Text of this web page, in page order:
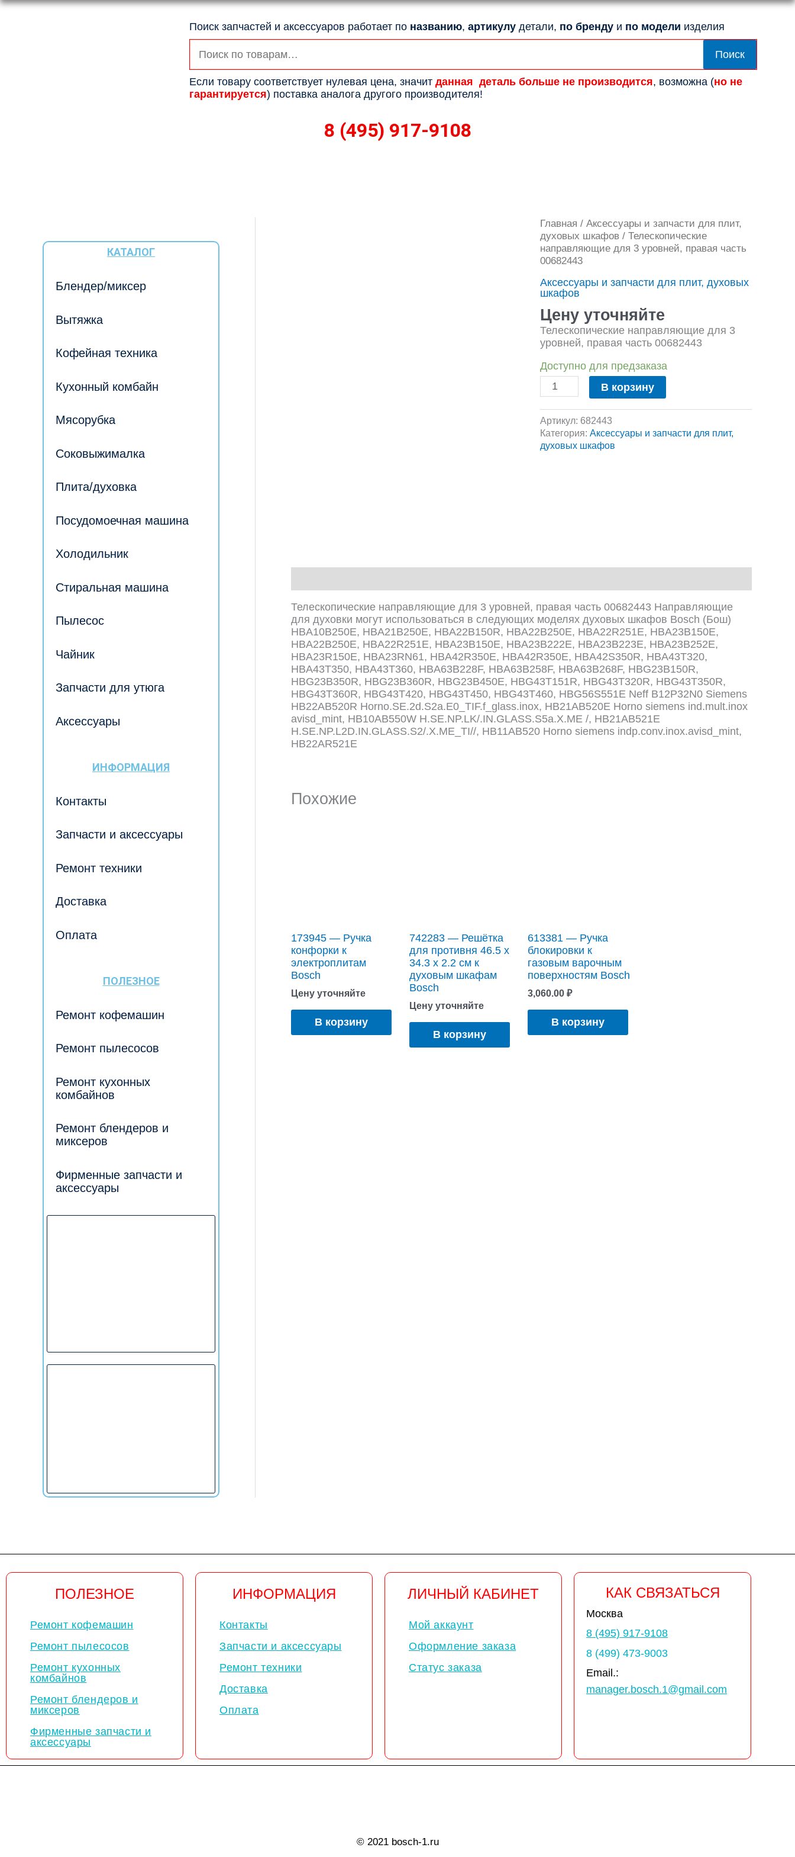
Поиск запчастей и аксессуаров работает по названию, артикулу детали, по бренду и по модели изделия
Поиск
Если товару соответствует нулевая цена, значит данная деталь больше не производится, возможна (но не
гарантируется) поставка аналога другого производителя!
8 (495) 917-9108
КАТАЛОГ
Блендер/миксер
Вытяжка
Кофейная техника
Кухонный комбайн
Мясорубка
Соковыжималка
Плита/духовка
Посудомоечная машина
Холодильник
Стиральная машина
Пылесос
Чайник
Запчасти для утюга
Аксессуары
ИНФОРМАЦИЯ
Контакты
Запчасти и аксессуары
Ремонт техники
Доставка
Оплата
ПОЛЕЗНОЕ
Ремонт кофемашин
Ремонт пылесосов
Ремонт кухонных
комбайнов
Ремонт блендеров и
миксеров
Фирменные запчасти и
аксессуары
Главная / Аксессуары и запчасти для плит,
духовых шкафов/ Телескопические
направляющие для 3 уровней, правая часть
00682443
Аксессуары и запчасти для плит, духовых
шкафов
Цену уточняйте
Телескопические направляющие для 3
уровней, правая часть 00682443
Доступно для предзаказа
Количество
товара
Телескопические
направляющие
3
уровней,
правая
часть
00682443
В корзину
Артикул: 682443
Категория: Аксессуары и запчасти для плит,
духовых шкафов
Телескопические направляющие для 3 уровней, правая часть 00682443 Направляющие
для духовки могут использоваться в следующих моделях духовых шкафов Bosch (Бош)
HBA10B250E, HBA21B250E, HBA22B150R, HBA22B250E, HBA22R251E, HBA23B150E,
HBA22B250E, HBA22R251E, HBA23B150E, HBA23B222E, HBA23B223E, HBA23B252E,
HBA23R150E, HBA23RN61, HBA42R350E, HBA42R350E, HBA42S350R, HBA43T320,
HBA43T350, HBA43T360, HBA63B228F, HBA63B258F, HBA63B268F, HBG23B150R,
HBG23B350R, HBG23B360R, HBG23B450E, HBG43T151R, HBG43T320R, HBG43T350R,
HBG43T360R, HBG43T420, HBG43T450, HBG43T460, HBG56S551E Neff B12P32N0 Siemens
HB22AB520R Horno.SE.2d.S2a.E0_TIF.f_glass.inox, HB21AB520E Horno siemens ind.mult.inox
avisd_mint, HB10AB550W H.SE.NP.LK/.IN.GLASS.S5a.X.ME /, HB21AB521E
H.SE.NP.L2D.IN.GLASS.S2/.X.ME_TI//, HB11AB520 Horno siemens indp.conv.inox.avisd_mint,
HB22AR521E
Похожие
173945 — Ручка
конфорки к
электроплитам
Bosch
Цену уточняйте
В корзину
742283 — Решётка
для противня 46.5 x
34.3 x 2.2 см к
духовым шкафам
Bosch
Цену уточняйте
В корзину
613381 — Ручка
блокировки к
газовым варочным
поверхностям Bosch
3,060.00 ₽
В корзину
ПОЛЕЗНОЕ
Ремонт кофемашин
Ремонт пылесосов
Ремонт кухонных
комбайнов
Ремонт блендеров и
миксеров
Фирменные запчасти и
аксессуары
ИНФОРМАЦИЯ
Контакты
Запчасти и аксессуары
Ремонт техники
Доставка
Оплата
ЛИЧНЫЙ КАБИНЕТ
Мой аккаунт
Оформление заказа
Статус заказа
КАК СВЯЗАТЬСЯ
Москва
8 (495) 917-9108
8 (499) 473-9003
Email.:
manager.bosch.1@gmail.com
© 2021 bosch-1.ru